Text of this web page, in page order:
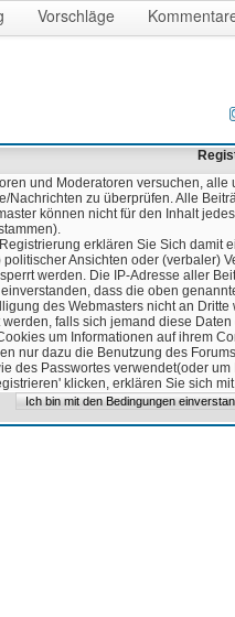
Vorschläge
und Moderatoren versuchen,
Nachrichten zu überprüfen. Alle
können nicht für den Inhalt
erklären Sie Sich damit
Ansichten oder (verbaler)
werden. Die IP-Adresse aller
dass die oben
des Webmasters nicht an
falls sich jemand diese
um Informationen auf ihrem
nur dazu die Benutzung des
des Passwortes verwendet(oder
klicken, erklären Sie sich